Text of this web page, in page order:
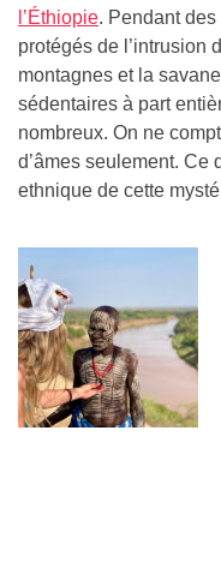
l’Éthiopie. Pendant
protégés de l’intrusion
montagnes et la
sédentaires à part
nombreux. On ne
d’âmes seulement. Ce
ethnique de cette